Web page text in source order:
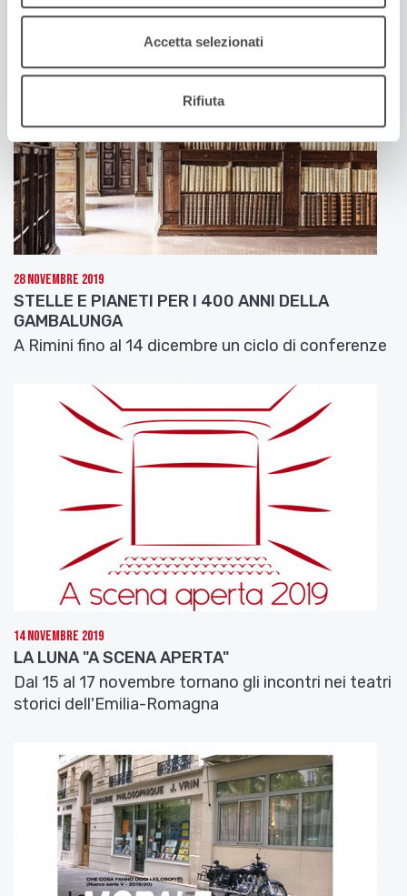
Accetta selezionati
Rifiuta
28 Novembre 2019
STELLE E PIANETI PER I 400 ANNI DELLA
GAMBALUNGA
A Rimini fino al 14 dicembre un ciclo di conferenze
14 Novembre 2019
LA LUNA "A SCENA APERTA"
Dal 15 al 17 novembre tornano gli incontri nei teatri
storici dell'Emilia-Romagna